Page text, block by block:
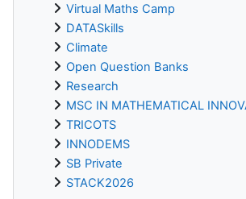
Virtual Maths Camp
DATASkills
Climate
Open Question Banks
Research
MSC IN MATHEMATICAL
TRICOTS
INNODEMS
SB Private
STACK2026